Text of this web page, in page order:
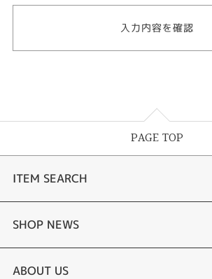
PAGE TOP
ITEM SEARCH
婚約指輪
結婚指輪
SHOP NEWS
タケウチのこだわり
ABOUT US